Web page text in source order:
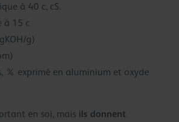
à 40 c, cS.
à 15 c
g)
% exprimé en aluminium et oxyde
en soi, mais ils donnent